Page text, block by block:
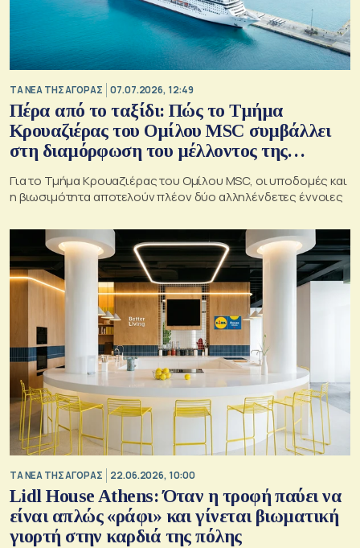
ΤΑ ΝΕΑ ΤΗΣ ΑΓΟΡΑΣ 07.07.2026, 12:49
Πέρα από το ταξίδι: Πώς το Τμήμα
Κρουαζιέρας του Ομίλου MSC συμβάλλει
στη διαμόρφωση του μέλλοντος της
κρουαζιέρας στην Ελλάδα
Για το Τμήμα Κρουαζιέρας του Ομίλου MSC, οι υποδομές και
η βιωσιμότητα αποτελούν πλέον δύο αλληλένδετες έννοιες
ΤΑ ΝΕΑ ΤΗΣ ΑΓΟΡΑΣ 22.06.2026, 10:00
Lidl House Athens: Όταν η τροφή παύει να
είναι απλώς «ράφι» και γίνεται βιωματική
γιορτή στην καρδιά της πόλης